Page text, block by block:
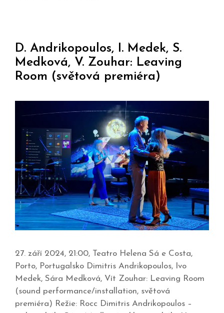
D. Andrikopoulos, I. Medek, S.
Medková, V. Zouhar: Leaving
Room (světová premiéra)
27. září 2024, 21:00, Teatro Helena Sá e Costa,
Porto, Portugalsko Dimitris Andrikopoulos, Ivo
Medek, Sára Medková, Vít Zouhar: Leaving Room
(sound performance/installation, světová
premiéra) Režie: Rocc Dimitris Andrikopoulos –